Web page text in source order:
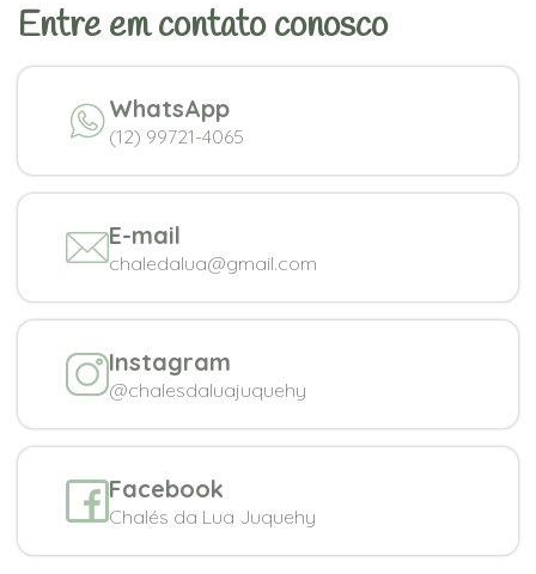
Entre em contato conosco
WhatsApp
(12) 99721-4065
E-mail
chaledalua@gmail.com
Instagram
@chalesdaluajuquehy
Facebook
Chalés da Lua Juquehy